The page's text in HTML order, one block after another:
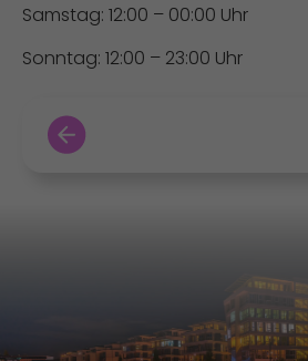
Samstag: 12:00 – 00:00 Uhr
Sonntag: 12:00 – 23:00 Uhr